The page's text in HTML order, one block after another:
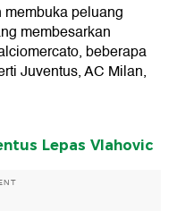
peluang
membesarkan
beberapa
Juventus, AC Milan,
Lepas Vlahovic